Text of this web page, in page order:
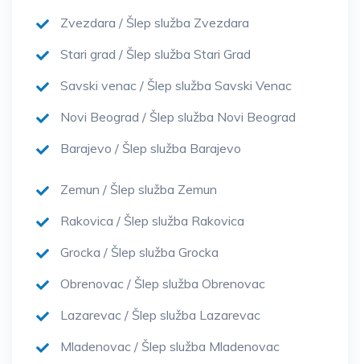
Zvezdara / Šlep služba Zvezdara
Stari grad / Šlep služba Stari Grad
Savski venac / Šlep služba Savski Venac
Novi Beograd / Šlep služba Novi Beograd
Barajevo / Šlep služba Barajevo
Zemun / Šlep služba Zemun
Rakovica / Šlep služba Rakovica
Grocka / Šlep služba Grocka
Obrenovac / Šlep služba Obrenovac
Lazarevac / Šlep služba Lazarevac
Mladenovac / Šlep služba Mladenovac